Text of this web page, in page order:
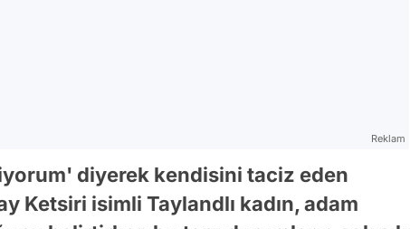
Reklam
diyerek kendisini taciz eden
Ketsiri isimli Taylandlı kadın, adam